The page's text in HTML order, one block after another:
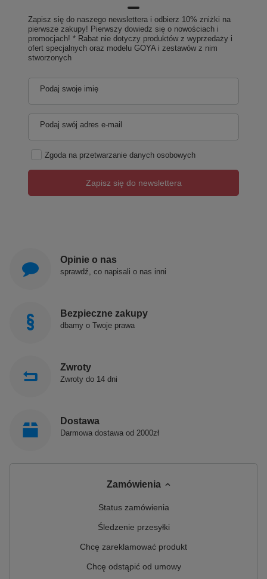
Zapisz się do naszego newslettera i odbierz 10% zniżki na
pierwsze zakupy! Pierwszy dowiedz się o nowościach i
promocjach! * Rabat nie dotyczy produktów z wyprzedaży i
ofert specjalnych oraz modelu GOYA i zestawów z nim
stworzonych
Podaj swoje imię
Podaj swój adres e-mail
Zgoda na przetwarzanie danych osobowych
Zapisz się do newslettera
Opinie o nas
sprawdź, co napisali o nas inni
Bezpieczne zakupy
dbamy o Twoje prawa
Zwroty
Zwroty do 14 dni
Dostawa
Darmowa dostawa od 2000zł
Zamówienia
Status zamówienia
Śledzenie przesyłki
Chcę zareklamować produkt
Chcę odstąpić od umowy